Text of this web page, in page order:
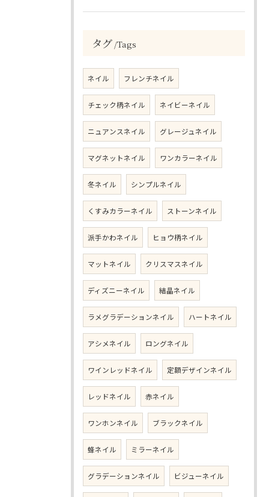
タグ Tags
ネイル フレンチネイル
チェック柄ネイル ネイビーネイル
ニュアンスネイル グレージュネイル
マグネットネイル ワンカラーネイル
冬ネイル シンプルネイル
くすみカラーネイル ストーンネイル
派手かわネイル ヒョウ柄ネイル
マットネイル クリスマスネイル
ディズニーネイル 結晶ネイル
ラメグラデーションネイル ハートネイル
アシメネイル ロングネイル
ワインレッドネイル 定額デザインネイル
レッドネイル 赤ネイル
ワンホンネイル ブラックネイル
蜂ネイル ミラーネイル
グラデーションネイル ビジューネイル